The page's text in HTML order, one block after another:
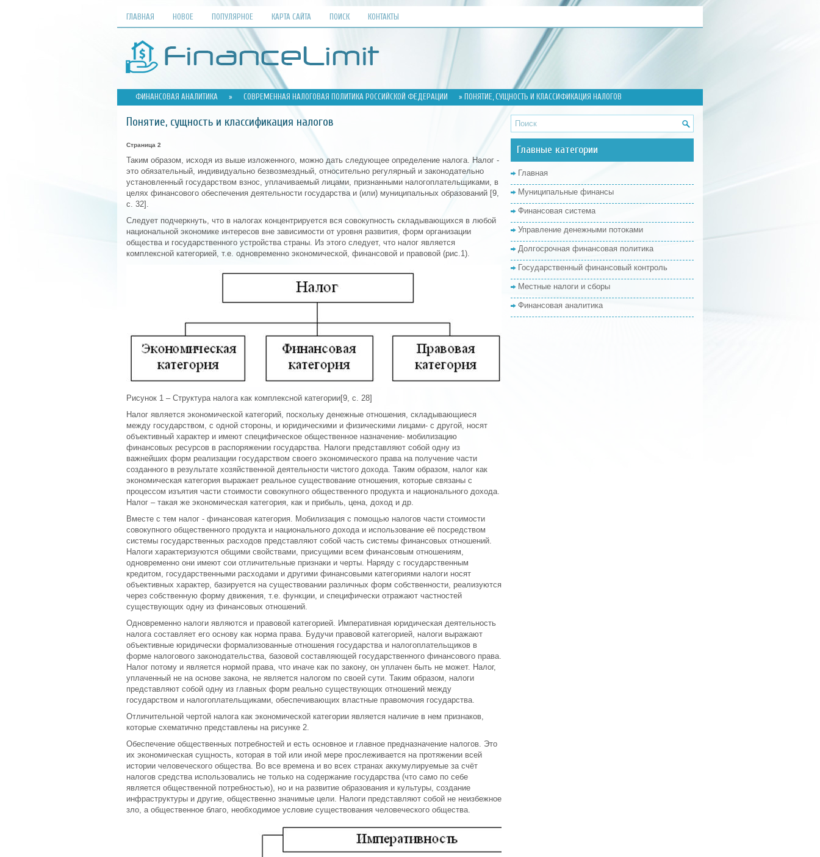
ГЛАВНАЯ НОВОЕ ПОПУЛЯРНОЕ КАРТА САЙТА ПОИСК КОНТАКТЫ
ФИНАНСОВАЯ АНАЛИТИКА » СОВРЕМЕННАЯ НАЛОГОВАЯ ПОЛИТИКА РОССИЙСКОЙ ФЕДЕРАЦИИ » ПОНЯТИЕ, СУЩНОСТЬ И КЛАССИФИКАЦИЯ НАЛОГОВ
Понятие, сущность и классификация налогов
Страница 2
Таким образом, исходя из выше изложенного, можно дать следующее определение налога. Налог -
это обязательный, индивидуально безвозмездный, относительно регулярный и законодательно
установленный государством взнос, уплачиваемый лицами, признанными налогоплательщиками, в
целях финансового обеспечения деятельности государства и (или) муниципальных образований [9,
с. 32].
Следует подчеркнуть, что в налогах концентрируется вся совокупность складывающихся в любой
национальной экономике интересов вне зависимости от уровня развития, форм организации
общества и государственного устройства страны. Из этого следует, что налог является
комплексной категорией, т.е. одновременно экономической, финансовой и правовой (рис.1).
Рисунок 1 – Структура налога как комплексной категории[9, с. 28]
Налог является экономической категорий, поскольку денежные отношения, складывающиеся
между государством, с одной стороны, и юридическими и физическими лицами- с другой, носят
объективный характер и имеют специфическое общественное назначение- мобилизацию
финансовых ресурсов в распоряжении государства. Налоги представляют собой одну из
важнейших форм реализации государством своего экономического права на получение части
созданного в результате хозяйственной деятельности чистого дохода. Таким образом, налог как
экономическая категория выражает реальное существование отношения, которые связаны с
процессом изъятия части стоимости совокупного общественного продукта и национального дохода.
Налог – такая же экономическая категория, как и прибыль, цена, доход и др.
Вместе с тем налог - финансовая категория. Мобилизация с помощью налогов части стоимости
совокупного общественного продукта и национального дохода и использование её посредством
системы государственных расходов представляют собой часть системы финансовых отношений.
Налоги характеризуются общими свойствами, присущими всем финансовым отношениям,
одновременно они имеют сои отличительные признаки и черты. Наряду с государственным
кредитом, государственными расходами и другими финансовыми категориями налоги носят
объективных характер, базируется на существовании различных форм собственности, реализуются
через собственную форму движения, т.е. функции, и специфически отражают частностей
существующих одну из финансовых отношений.
Одновременно налоги являются и правовой категорией. Императивная юридическая деятельность
налога составляет его основу как норма права. Будучи правовой категорией, налоги выражают
объективные юридически формализованные отношения государства и налогоплательщиков в
форме налогового законодательства, базовой составляющей государственного финансового права.
Налог потому и является нормой права, что иначе как по закону, он уплачен быть не может. Налог,
уплаченный не на основе закона, не является налогом по своей сути. Таким образом, налоги
представляют собой одну из главных форм реально существующих отношений между
государством и налогоплательщиками, обеспечивающих властные правомочия государства.
Отличительной чертой налога как экономической категории является наличие в нем признаков,
которые схематично представлены на рисунке 2.
Обеспечение общественных потребностей и есть основное и главное предназначение налогов. Это
их экономическая сущность, которая в той или иной мере прослеживается на протяжении всей
истории человеческого общества. Во все времена и во всех странах аккумулируемые за счёт
налогов средства использовались не только на содержание государства (что само по себе
является общественной потребностью), но и на развитие образования и культуры, создание
инфраструктуры и другие, общественно значимые цели. Налоги представляют собой не неизбежное
зло, а общественное благо, необходимое условие существования человеческого общества.
Главные категории
Главная
Муниципальные финансы
Финансовая система
Управление денежными потоками
Долгосрочная финансовая политика
Государственный финансовый контроль
Местные налоги и сборы
Финансовая аналитика